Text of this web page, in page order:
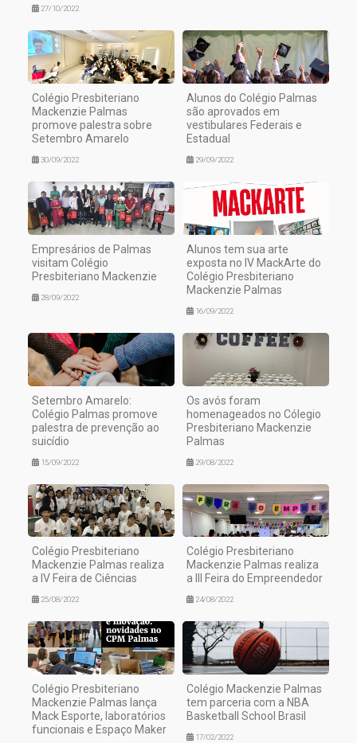
27/10/2022
Colégio Presbiteriano
Mackenzie Palmas
promove palestra sobre
Setembro Amarelo
30/09/2022
Alunos do Colégio Palmas
são aprovados em
vestibulares Federais e
Estadual
29/09/2022
Empresários de Palmas
visitam Colégio
Presbiteriano Mackenzie
28/09/2022
Alunos tem sua arte
exposta no IV MackArte do
Colégio Presbiteriano
Mackenzie Palmas
16/09/2022
Setembro Amarelo:
Colégio Palmas promove
palestra de prevenção ao
suicídio
15/09/2022
Os avós foram
homenageados no Cólegio
Presbiteriano Mackenzie
Palmas
29/08/2022
Colégio Presbiteriano
Mackenzie Palmas realiza
a IV Feira de Ciências
25/08/2022
Colégio Presbiteriano
Mackenzie Palmas realiza
a III Feira do Empreendedor
24/08/2022
Colégio Presbiteriano
Mackenzie Palmas lança
Mack Esporte, laboratórios
funcionais e Espaço Maker
Colégio Mackenzie Palmas
tem parceria com a NBA
Basketball School Brasil
17/02/2022